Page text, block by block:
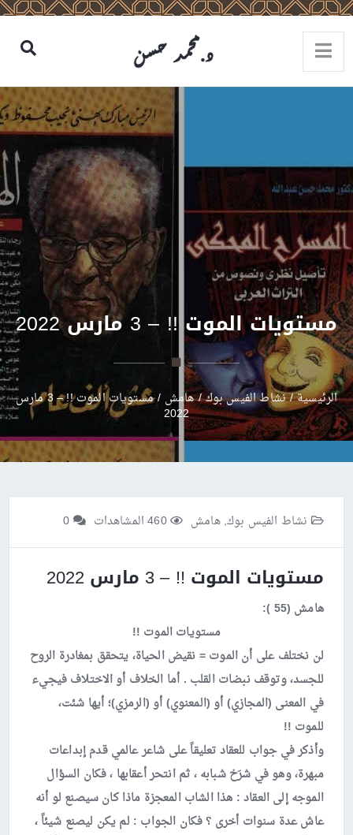
مستويات الموت !! – 3 مارس 2022
الرئيسية/نشاط الفيس بوك/هامش / مستويات الموت !! – 3 مارس
2022
نشاط الفيس بوك,هامش 460 المشاهدات
مستويات الموت !! – 3 مارس 2022
هامش (55 ):
مستويات الموت !!
لن نختلف على أن الموت = نقيض الحياة، يتحقق بمغادرة الروح
للجسد، وتوقف نبضات القلب . أما الخلاف أو الاختلاف فيجيء
في المعنى (المجازي) أو (المعنوي) أو (الرمزي)؛ أيها شئت،
للموت !!
وأذكر في جواب للعقاد تعليقاً على شاعر عالمي قدم إبداعات
مبهرة، وهو في شرَخ شبابه ، ثم انتحر أعقابها ، فكان السؤال
الموجه إلى العقاد : هذا الشاب المعجزة ماذا كان سيصنع لو أنه
عاش عدة سنوات أخرى ؟ فكان الجواب : لم يكن ليصنع شيئاً ،